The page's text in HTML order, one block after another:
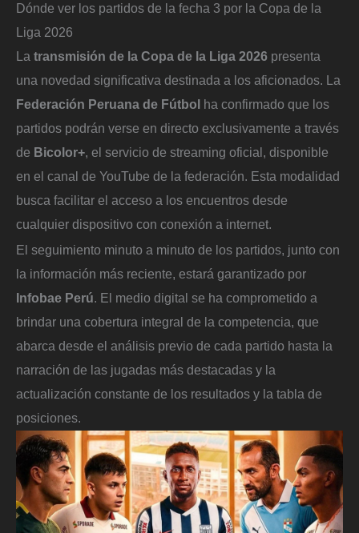
Dónde ver los partidos de la fecha 3 por la Copa de la
Liga 2026
La transmisión de la Copa de la Liga 2026 presenta
una novedad significativa destinada a los aficionados. La
Federación Peruana de Fútbol ha confirmado que los
partidos podrán verse en directo exclusivamente a través
de Bicolor+, el servicio de streaming oficial, disponible
en el canal de YouTube de la federación. Esta modalidad
busca facilitar el acceso a los encuentros desde
cualquier dispositivo con conexión a internet.
El seguimiento minuto a minuto de los partidos, junto con
la información más reciente, estará garantizado por
Infobae Perú. El medio digital se ha comprometido a
brindar una cobertura integral de la competencia, que
abarca desde el análisis previo de cada partido hasta la
narración de las jugadas más destacadas y la
actualización constante de los resultados y la tabla de
posiciones.